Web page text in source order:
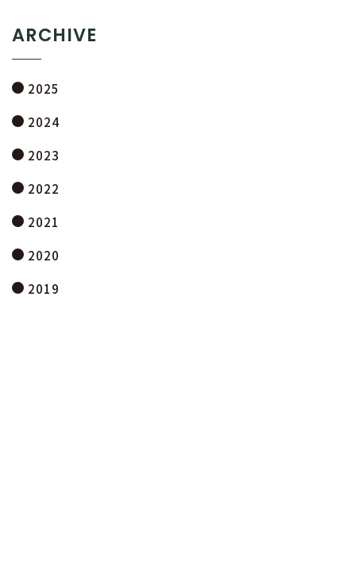
ARCHIVE
2025
2024
2023
2022
2021
2020
2019